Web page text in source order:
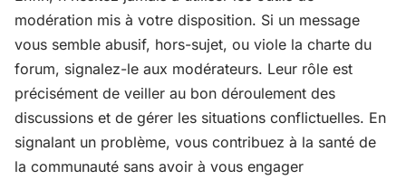
modération mis à votre disposition. Si un message
vous semble abusif, hors-sujet, ou viole la charte du
forum, signalez-le aux modérateurs. Leur rôle est
précisément de veiller au bon déroulement des
discussions et de gérer les situations conflictuelles. En
signalant un problème, vous contribuez à la santé de
la communauté sans avoir à vous engager